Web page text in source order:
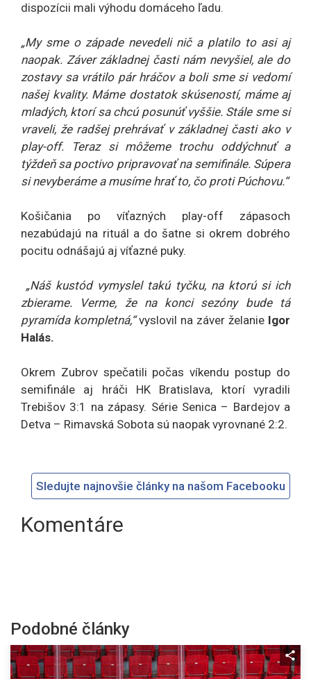
dispozícii mali výhodu domáceho ľadu.
„My sme o západe nevedeli nič a platilo to asi aj
naopak. Záver základnej časti nám nevyšiel, ale do
zostavy sa vrátilo pár hráčov a boli sme si vedomí
našej kvality. Máme dostatok skúseností, máme aj
mladých, ktorí sa chcú posunúť vyššie. Stále sme si
vraveli, že radšej prehrávať v základnej časti ako v
play-off. Teraz si môžeme trochu oddýchnuť a
týždeň sa poctivo pripravovať na semifinále. Súpera
si nevyberáme a musíme hrať to, čo proti Púchovu.“
Košičania po víťazných play-off zápasoch
nezabúdajú na rituál a do šatne si okrem dobrého
pocitu odnášajú aj víťazné puky.
„Náš kustód vymyslel takú tyčku, na ktorú si ich
zbierame. Verme, že na konci sezóny bude tá
pyramída kompletná,“vyslovil na záver želanie Igor
Halás.
Okrem Zubrov spečatili počas víkendu postup do
semifinále aj hráči HK Bratislava, ktorí vyradili
Trebišov 3:1 na zápasy. Série Senica – Bardejov a
Detva – Rimavská Sobota sú naopak vyrovnané 2:2.
Sledujte najnovšie články na našom Facebooku
Komentáre
Podobné články